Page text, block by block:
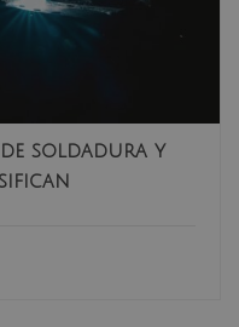
soldadura y